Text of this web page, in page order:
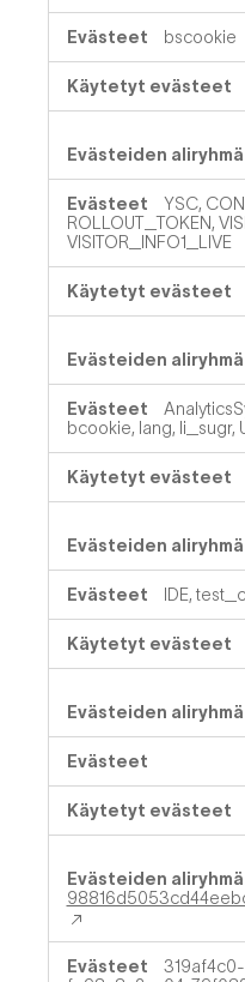
bscookie
YSC,
ROLLOUT_TOKEN,
VISITOR_INFO1_LIVE
bcookie, lang, li_sugr,
IDE,